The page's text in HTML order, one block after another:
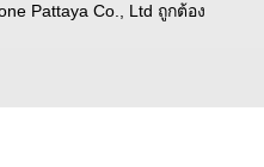
Pattaya Co., Ltd ถูกต้อง